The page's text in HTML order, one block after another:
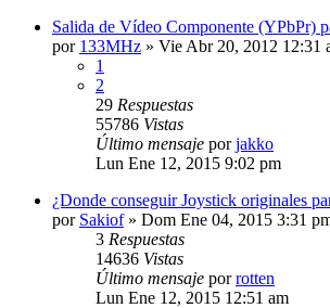
Salida de Vídeo Componente (YPbPr)
por 133MHz » Vie Abr 20, 2012 12:31
1
2
29 Respuestas
55786 Vistas
Último mensaje porjakko
Lun Ene 12, 2015 9:02 pm
¿Donde conseguir Joystick originales
por Sakiof» Dom Ene 04, 2015 3:31
3 Respuestas
14636 Vistas
Último mensaje porrotten
Lun Ene 12, 2015 12:51 am